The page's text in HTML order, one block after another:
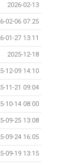
2026-02-13
02-06 07:25
01-27 13:11
2025-12-18
12-09 14:10
11-21 09:04
10-14 08:00
09-25 13:08
09-24 16:05
09-19 13:15